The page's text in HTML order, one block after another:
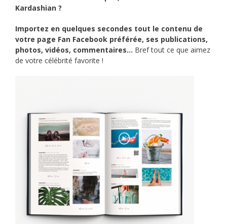
Kardashian ?
Importez en quelques secondes tout le contenu de
votre page Fan Facebook préférée, ses publications,
photos, vidéos, commentaires… Bref tout ce que aimez
de votre célébrité favorite !